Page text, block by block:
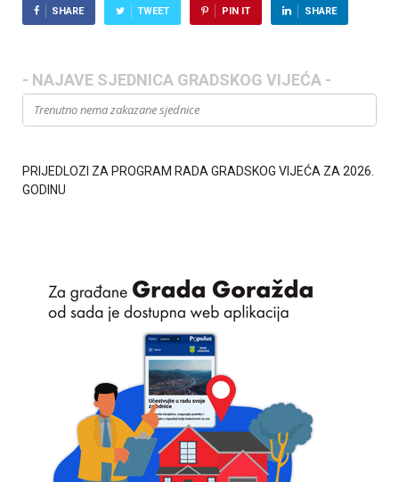
SHARE TWEET PIN IT SHARE
- NAJAVE SJEDNICA GRADSKOG VIJEĆA -
Trenutno nema zakazane sjednice
PRIJEDLOZI ZA PROGRAM RADA GRADSKOG VIJEĆA ZA 2026.
GODINU